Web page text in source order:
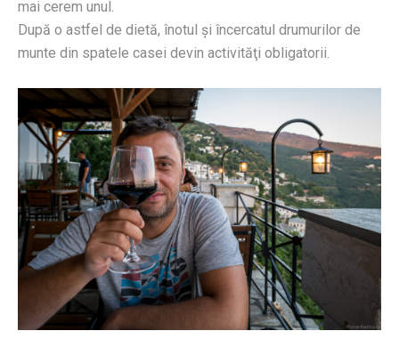
mai cerem unul.
După o astfel de dietă, înotul şi încercatul drumurilor de
munte din spatele casei devin activităţi obligatorii.